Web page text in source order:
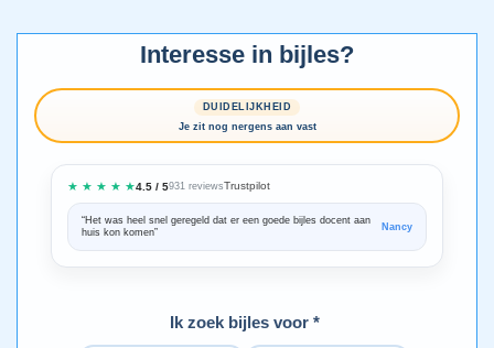
Interesse in bijles?
DUIDELIJKHEID
Je zit nog nergens aan vast
★ ★ ★ ★ ★4.5 / 5931 reviewsTrustpilot
“Het was heel snel geregeld dat er een goede bijles docent aan
huis kon komen”
Nancy
Ik zoek bijles voor *